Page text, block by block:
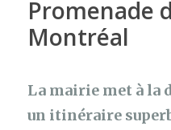
Promenade
Montréal
La mairie met à la
un itinéraire